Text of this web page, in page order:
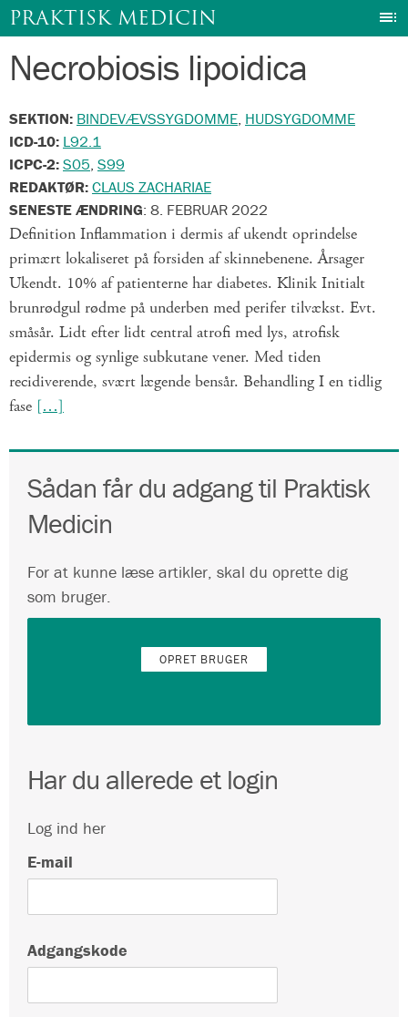
Gå
PRAKTISK MEDICIN
Necrobiosis lipoidica
SEKTION: BINDEVÆVSSYGDOMME, HUDSYGDOMME
ICD-10: L92.1
ICPC-2:S05, S99
REDAKTØR:CLAUS ZACHARIAE
SENESTE ÆNDRING: 8. FEBRUAR 2022
Definition Inflammation i dermis af ukendt oprindelse
primært lokaliseret på forsiden af skinnebenene. Årsager
Ukendt. 10% af patienterne har diabetes. Klinik Initialt
brunrødgul rødme på underben med perifer tilvækst. Evt.
småsår. Lidt efter lidt central atrofi med lys, atrofisk
epidermis og synlige subkutane vener. Med tiden
recidiverende, svært lægende bensår. Behandling I en tidlig
fase […]
Sådan får du adgang til Praktisk
Medicin
For at kunne læse artikler, skal du oprette dig
som bruger.
OPRET BRUGER
Har du allerede et login
Log ind her
E-mail
Adgangskode